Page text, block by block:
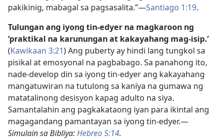
pakikinig, mabagal sa pagsasalita.”—Santiago 1:19.
Tulungan ang iyong tin-edyer na magkaroon ng
‘praktikal na karunungan at kakayahang mag-isip.’
(Kawikaan 3:21) Ang puberty ay hindi lang tungkol sa
pisikal at emosyonal na pagbabago. Sa panahong ito,
nade-develop din sa iyong tin-edyer ang kakayahang
mangatuwiran na tutulong sa kaniya na gumawa ng
matatalinong desisyon kapag adulto na siya.
Samantalahin ang pagkakataong iyan para ikintal ang
magagandang pamantayan sa iyong tin-edyer.—
Simulain sa Bibliya:Hebreo 5:14.